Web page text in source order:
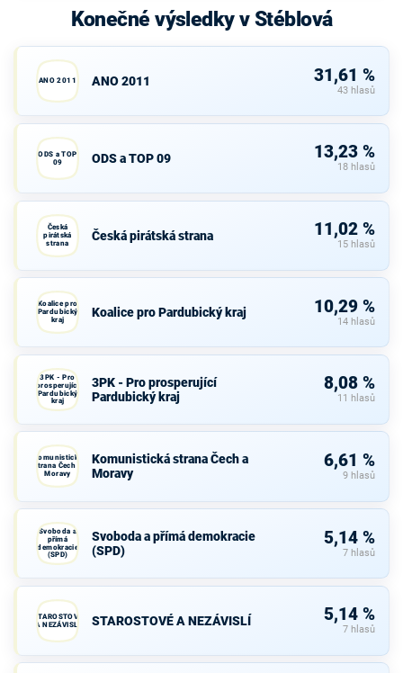
Konečné výsledky v Stéblová
ANO 2011 ANO 2011 31,61 %
43 hlasů
ODS a TOP
09
ODS a TOP 09 13,23 %
18 hlasů
Česká
pirátská
strana
Česká pirátská strana 11,02 %
15 hlasů
Koalice pro
Pardubický
kraj
Koalice pro Pardubický kraj 10,29 %
14 hlasů
3PK - Pro
prosperující
Pardubický
kraj
3PK - Pro prosperující
Pardubický kraj
8,08 %
11 hlasů
Komunistická
strana Čech a
Moravy
Komunistická strana Čech a
Moravy
6,61 %
9 hlasů
Svoboda a
přímá
demokracie
(SPD)
Svoboda a přímá demokracie
(SPD)
5,14 %
7 hlasů
STAROSTOVÉ
A NEZÁVISLÍ
STAROSTOVÉ A NEZÁVISLÍ 5,14 %
7 hlasů